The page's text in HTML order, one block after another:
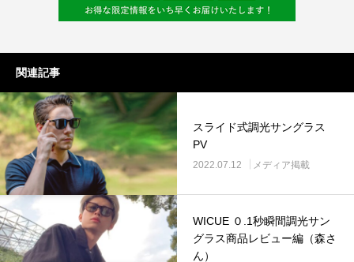
関連記事
スライド式調光サングラス
PV
2022.07.12 メディア掲載
WICUE ０.1秒瞬間調光サン
グラス商品レビュー編（森さ
ん）